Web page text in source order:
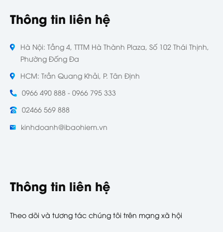
Thông tin liên hệ
Hà Nội: Tầng 4, TTTM Hà Thành Plaza, Số 102 Thái Thịnh,
Phường Đống Đa
HCM: Trần Quang Khải, P. Tân Định
0966 490 888 - 0966 795 333
02466 569 888
kinhdoanh@ibaohiem.vn
Thông tin liên hệ
Theo dõi và tương tác chúng tôi trên mạng xã hội